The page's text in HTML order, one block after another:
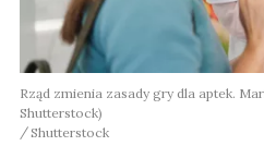
Rząd zmienia zasady gry dla aptek.
Shutterstock)
Shutterstock